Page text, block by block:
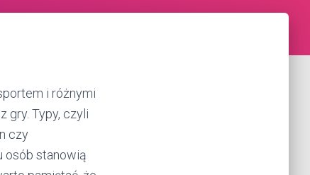
i różnymi
gry. Typy, czyli
czy
osób stanowią